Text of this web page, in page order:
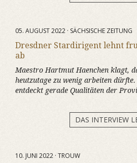
05. AUGUST 2022 · SÄCHSISCHE ZEITUNG
Dresdner Stardirigent lehnt
ab
Maestro Hartmut Haenchen klagt,
heutzutage zu wenig arbeiten
entdeckt gerade Qualitäten der
DAS INTERVIEW
10. JUNI 2022 · TROUW